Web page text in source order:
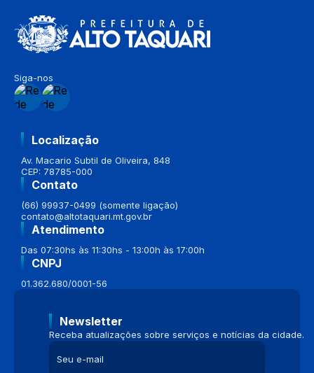
Siga-nos
Localização
Av. Macario Subtil de Oliveira, 848
CEP: 78785-000
Contato
(66) 99937-0499 (somente ligação)
contato@altotaquari.mt.gov.br
Atendimento
Das 07:30hs às 11:30hs - 13:00h às 17:00h
CNPJ
01.362.680/0001-56
Newsletter
Receba atualizações sobre serviços e notícias da cidade.